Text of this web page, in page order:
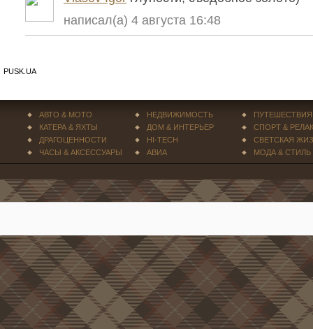
написал(а) 4 августа 16:48
PUSK.UA
АВТО & МОТО
КАТЕРА & ЯХТЫ
ДРАГОЦЕННОСТИ
ЧАСЫ & АКСЕССУАРЫ
НЕДВИЖИМОСТЬ
ДОМ & ИНТЕРЬЕР
HI-TECH
АВИА
ПУТЕШЕСТВИЯ
СПОРТ &
СВЕТСКАЯ
МОДА & СТИЛЬ